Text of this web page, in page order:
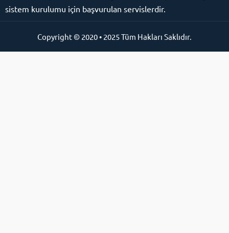
sistem kurulumu için başvurulan servislerdir.
Copyright © 2020 • 2025 Tüm Hakları Saklıdır.